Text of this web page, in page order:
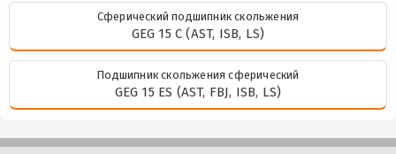
Сферический подшипник скольжения
GEG 15 C (AST, ISB, LS)
Подшипник скольжения сферический
GEG 15 ES (AST, FBJ, ISB, LS)